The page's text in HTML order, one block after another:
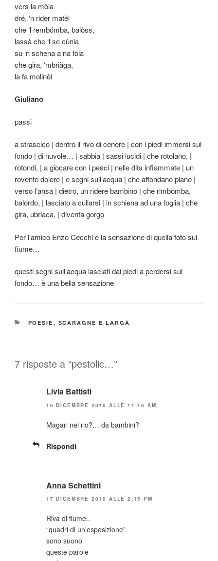
vers la möia
dré, ‘n rider matèl
che ‘l rembómba, balòss,
lassà che ‘l se cùnia
su ‘n schena a na föia
che gira, ‘mbriàga,
la fa molinèi
Giuliano
passi
a strascico | dentro il rivo di cenere | con i piedi immersi sul
fondo | di nuvole… | sabbia | sassi lucidi | che rotolano, |
rotondi, | a giocare con i pesci | nelle dita infiammate | un
rovente dolore | e segni sull’acqua | che affondano piano |
verso l’ansa | dietro, un ridere bambino | che rimbomba,
balordo, | lasciato a cullarsi | in schiena ad una foglia | che
gira, ubriaca, | diventa gorgo
Per l’amico Enzo Cecchi e la sensazione di quella foto sul
fiume…
questi segni sull’acqua lasciati dai piedi a perdersi sul
fondo… è una bella sensazione
CATEGORIE
POESIE , SCARAGNE E LARGÀ
7 risposte a “pestolic…”
Livia Battisti
16 DICEMBRE 2010 ALLE 11:16 AM
Magari nel rio?… da bambini?
Rispondi
Anna Schettini
17 DICEMBRE 2010 ALLE 2:15 PM
Riva di fiume..
“quadri di un’esposizione”
sono suono
queste parole